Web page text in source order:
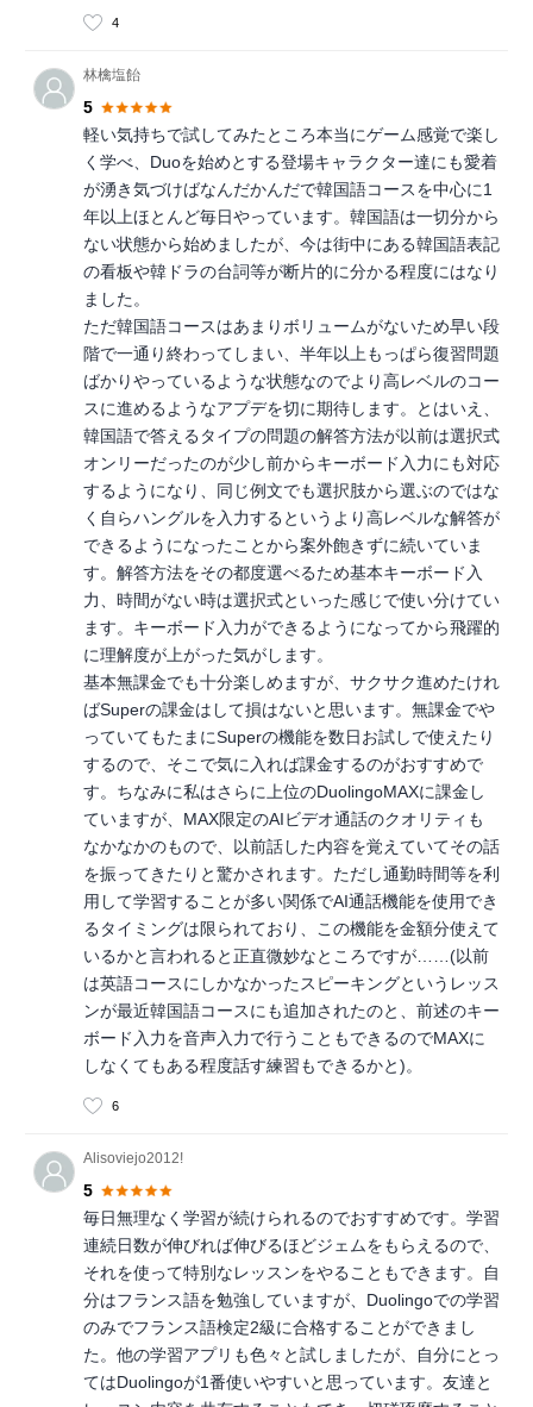
4
林檎塩飴
5
軽い気持ちで試してみたところ本当にゲーム感覚で楽し
く学べ、Duoを始めとする登場キャラクター達にも愛着
が湧き気づけばなんだかんだで韓国語コースを中心に1
年以上ほとんど毎日やっています。韓国語は一切分から
ない状態から始めましたが、今は街中にある韓国語表記
の看板や韓ドラの台詞等が断片的に分かる程度にはなり
ました。
ただ韓国語コースはあまりボリュームがないため早い段
階で一通り終わってしまい、半年以上もっぱら復習問題
ばかりやっているような状態なのでより高レベルのコー
スに進めるようなアプデを切に期待します。とはいえ、
韓国語で答えるタイプの問題の解答方法が以前は選択式
オンリーだったのが少し前からキーボード入力にも対応
するようになり、同じ例文でも選択肢から選ぶのではな
く自らハングルを入力するというより高レベルな解答が
できるようになったことから案外飽きずに続いていま
す。解答方法をその都度選べるため基本キーボード入
力、時間がない時は選択式といった感じで使い分けてい
ます。キーボード入力ができるようになってから飛躍的
に理解度が上がった気がします。
基本無課金でも十分楽しめますが、サクサク進めたけれ
ばSuperの課金はして損はないと思います。無課金でや
っていてもたまにSuperの機能を数日お試しで使えたり
するので、そこで気に入れば課金するのがおすすめで
す。ちなみに私はさらに上位のDuolingoMAXに課金し
ていますが、MAX限定のAIビデオ通話のクオリティも
なかなかのもので、以前話した内容を覚えていてその話
を振ってきたりと驚かされます。ただし通勤時間等を利
用して学習することが多い関係でAI通話機能を使用でき
るタイミングは限られており、この機能を金額分使えて
いるかと言われると正直微妙なところですが……(以前
は英語コースにしかなかったスピーキングというレッス
ンが最近韓国語コースにも追加されたのと、前述のキー
ボード入力を音声入力で行うこともできるのでMAXに
しなくてもある程度話す練習もできるかと)。
6
Alisoviejo2012!
5
毎日無理なく学習が続けられるのでおすすめです。学習
連続日数が伸びれば伸びるほどジェムをもらえるので、
それを使って特別なレッスンをやることもできます。自
分はフランス語を勉強していますが、Duolingoでの学習
のみでフランス語検定2級に合格することができまし
た。他の学習アプリも色々と試しましたが、自分にとっ
てはDuolingoが1番使いやすいと思っています。友達と